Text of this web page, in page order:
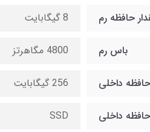
حافظه رم 8 گیگابایت
باس رم 4800 مگاهرتز
داخلی 256 گیگابایت
داخلی SSD